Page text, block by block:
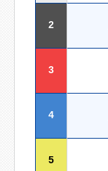
2
3
4
5